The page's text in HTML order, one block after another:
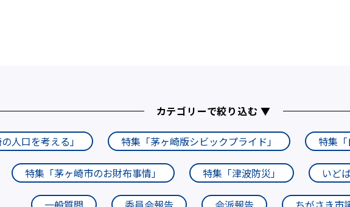
カテゴリーで絞り込む ▼
人口を考える」 特集「茅ヶ崎版シビックプライド」 特集
特集「茅ヶ崎市のお財布事情」 特集「津波防災」 いど